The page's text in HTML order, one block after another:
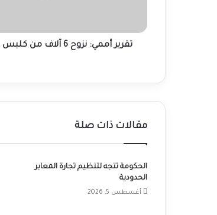
دارفور
تقرير أممي: نزوح 6 آلاف من كلبس غرب دارفور
مقالات ذات صلة
الحكومة تتجه لتنظيم تجارة المعابر
الحدودية
أغسطس 5, 2026